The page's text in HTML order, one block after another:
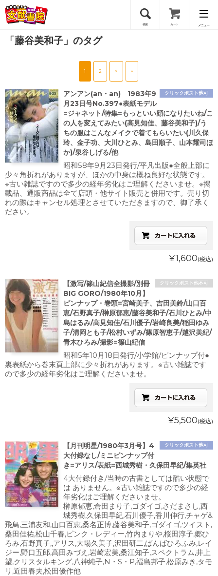
検索 カート メニュー
会員登録
「藤谷美和子」のタグ
1 2 > »
クリックポスト他可
アンアン(an・an) 1983年9
月23日号No.397●表紙モデル
=ジャネット/特集=もっといい顔になりたいね/こ
の人を変えてみたい(高見知佳、藤谷美和子)/う
ちの服はこんなメイクで着てもらいたい(川久保
玲、金子功、大川ひとみ、島田順子、山本耀司ほ
か)/泉谷しげる/他
昭和58年9月23日発行/平凡出版●全般上部に
少々角折れがありますが、ほかの中身は概ね良好な状態です。
※古い雑誌ですので多少の経年劣化はご理解くださいませ。※掲
載品、通販商品は全て店頭・他サイト販売と併用です。売り切
れの際はキャンセル処理とさせていただきますので、御了承く
ださい。
¥1,600(税込)
クリックポスト他不可
【激写/篠山紀信全撮影/別冊
BIG GORO/1980年10月】
ピンナップ・巻頭=宮崎美子、吉田美鈴/山口百
恵/石野真子/榊原郁恵/藤谷美和子/石川ひとみ/中
島はるみ/高見知佳/石川優子/岩崎良美/稲田ゆみ
子/清岡とも子/松村いずみ/篠原智恵子/越沢美紀/
青木ひろみ/撮影=篠山紀信
昭和5年10月18日発行/小学館/ピンナップ付●
裏表紙から巻末頁上部に少々折れがあります。※古い雑誌です
ので多少の経年劣化はご理解くださいませ。
¥5,500(税込)
クリックポスト他可
【月刊明星/1980年3月号】4
大付録なし/ミニピンナップ付
き=アリス/表紙=西城秀樹・久保田早紀/集英社
4大付録付き/当時の古書としては酷い状態で
は ありません。※古い雑誌ですので多少の経
年劣化はご理解くださいませ。
榊原郁恵,倉田まり子,ゴダイゴ,さだまさし,西
城秀樹,久保田早紀,石川優子,香川伸行,チャゲ&
飛鳥,三浦友和,山口百恵,桑名正博,藤谷美和子,ゴダイゴ,ツイスト,
桑田佳祐,松山千春,ピンク・レディー,竹内まりや,桜田淳子,郷ひ
ろみ,石野真子,,アリス,大場久美子,沢田研二,ばんばひろふみ,レイ
ジー,野口五郎,高田みづえ,岩崎宏美,桑江知子,スペクトラム,井上
望,クリスタルキング,八神純子,N・S・P,福島邦子,松原みき,タモ
リ,近田春夫,松田優作他